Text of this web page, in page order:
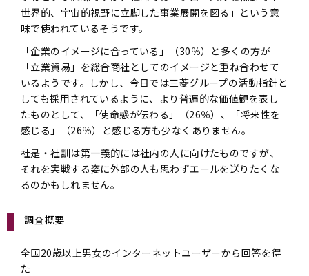
世界的、宇宙的視野に立脚した事業展開を図る」という意
味で使われているそうです。
「企業のイメージに合っている」（30％）と多くの方が
「立業貿易」を総合商社としてのイメージと重ね合わせて
いるようです。しかし、今日では三菱グループの活動指針と
しても採用されているように、より普遍的な価値観を表し
たものとして、「使命感が伝わる」（26％）、「将来性を
感じる」（26％）と感じる方も少なくありません。
社是・社訓は第一義的には社内の人に向けたものですが、
それを実戦する姿に外部の人も思わずエールを送りたくな
るのかもしれません。
調査概要
全国20歳以上男女のインターネットユーザーから回答を得
た